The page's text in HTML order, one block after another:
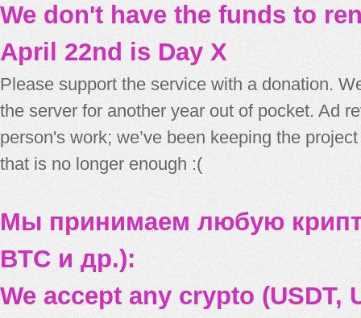
We don't have the funds to
April 22nd is Day X
Please support the service with a donation.
the server for another year out of pocket. Ad
person's work; we’ve been keeping the
that is no longer enough :(
Мы принимаем любую
BTC и др.):
We accept any crypto (USDT,